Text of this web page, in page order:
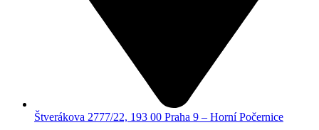
Štverákova 2777/22, 193 00 Praha 9 – Horní Počernice